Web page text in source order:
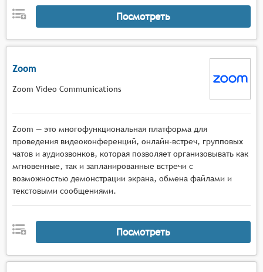
Коммуникационные инструменты с
многопользовательским чатом, функцией
поднятия руки, приватными сообщениями,
голосовым общением в малых группах и
реальном времени.
Посмотреть
Zoom
Zoom Video Communications
Zoom — это многофункциональная платформа для
проведения видеоконференций, онлайн-встреч, групповых
чатов и аудиозвонков, которая позволяет организовывать как
мгновенные, так и запланированные встречи с
возможностью демонстрации экрана, обмена файлами и
текстовыми сообщениями.
Посмотреть